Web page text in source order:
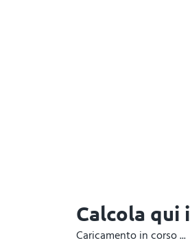
Calcola
Caricamento in corso ...